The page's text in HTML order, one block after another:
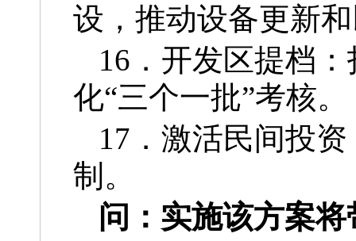
设，推动设备更新
16．开发区提档
化“三个一批”考核。
17．激活民间投
制。
问：实施该方案